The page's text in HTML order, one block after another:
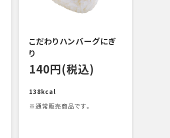
こだわりハンバーグにぎ
り
140円(税込)
138kcal
※通常販売商品です。